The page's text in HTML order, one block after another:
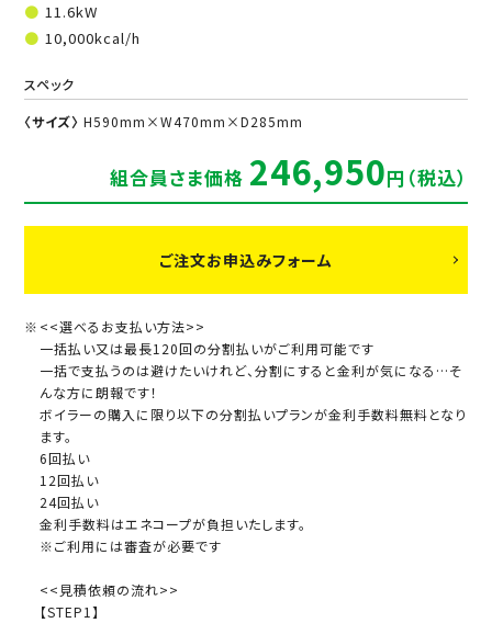
11.6kW
10,000kcal/h
スペック
〈サイズ〉 H590mm×W470mm×D285mm
組合員さま価格 246,950円（税込）
ご注文お申込みフォーム
<<選べるお支払い方法>>
一括払い又は最長120回の分割払いがご利用可能です
一括で支払うのは避けたいけれど、分割にすると金利が気になる…そ
んな方に朗報です！
ボイラーの購入に限り以下の分割払いプランが金利手数料無料となり
ます。
6回払い
12回払い
24回払い
金利手数料はエネコープが負担いたします。
※ご利用には審査が必要です
<<見積依頼の流れ>>
【STEP1】